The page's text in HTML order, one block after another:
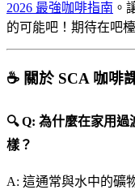
2026 最強咖啡指南 。
的可能吧！期待在吧
☕ 關於 SCA 咖啡
🔍 Q: 為什麼在家用
樣？
A: 這通常與水中的礦